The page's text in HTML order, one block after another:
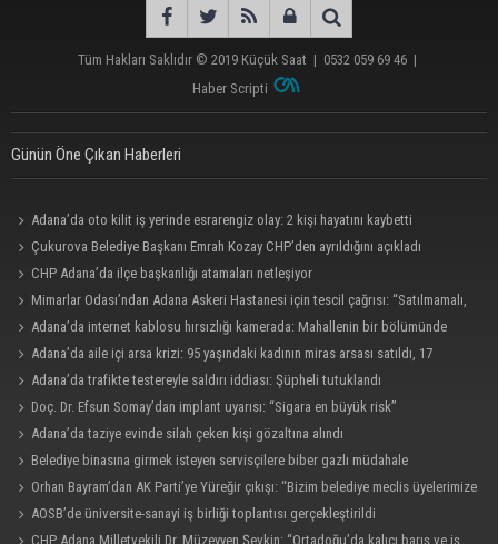
Tüm Hakları Saklıdır © 2019 Küçük Saat | 0532 059 69 46 |
Haber Scripti
Günün Öne Çıkan Haberleri
Adana’da oto kilit iş yerinde esrarengiz olay: 2 kişi hayatını kaybetti
Çukurova Belediye Başkanı Emrah Kozay CHP’den ayrıldığını açıkladı
CHP Adana’da ilçe başkanlığı atamaları netleşiyor
Mimarlar Odası’ndan Adana Askeri Hastanesi için tescil çağrısı: “Satılmamalı,
amaç dışı kullanılmamalı”
Adana’da internet kablosu hırsızlığı kamerada: Mahallenin bir bölümünde
internet erişimi kesildi
Adana’da aile içi arsa krizi: 95 yaşındaki kadının miras arsası satıldı, 17
milyonun 13 milyonu harcandı
Adana’da trafikte testereyle saldırı iddiası: Şüpheli tutuklandı
Doç. Dr. Efsun Somay’dan implant uyarısı: “Sigara en büyük risk”
Adana’da taziye evinde silah çeken kişi gözaltına alındı
Belediye binasına girmek isteyen servisçilere biber gazlı müdahale
Orhan Bayram’dan AK Parti’ye Yüreğir çıkışı: “Bizim belediye meclis üyelerimize
ne yaptınız? Siz önce onu anlatın”
AOSB’de üniversite-sanayi iş birliği toplantısı gerçekleştirildi
CHP Adana Milletvekili Dr. Müzeyyen Şevkin: “Ortadoğu’da kalıcı barış ve iş